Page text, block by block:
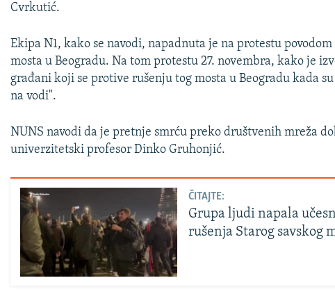
Cvrkutić.
Ekipa N1, kako se navodi, napadnuta je na protestu
mosta u Beogradu. Na tom protestu 27. novembra, kako je
građani koji se protive rušenju tog mosta u Beogradu kada
na vodi".
NUNS navodi da je pretnje smrću preko društvenih mreža
univerzitetski profesor Dinko Gruhonjić.
ČITAJTE:
Grupa ljudi napala
rušenja Starog savskog